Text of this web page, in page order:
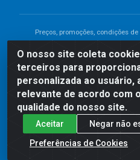
O nosso site coleta
terceiros para
personalizada ao usuário,
relevante de acordo com
qualidade do nosso site.
Aceitar
Negar não
Preferências de Cookies
Preços, promoções, condições
divergência de preço de um
exibido no carrinho de compras do
As vendas estão sujeitas a
Imagens de produtos
Comercial de Construção
Eucarístico, 1179 - São
000 -